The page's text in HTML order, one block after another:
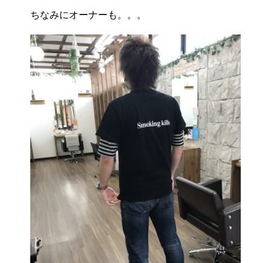
ちなみにオーナーも。。。